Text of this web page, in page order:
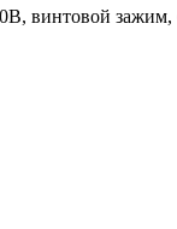
винтовой